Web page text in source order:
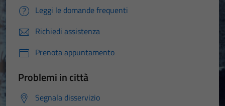
Leggi le domande frequenti
Richiedi assistenza
Prenota appuntamento
Problemi in città
Segnala disservizio